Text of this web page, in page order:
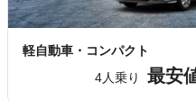
軽自動車・コンパクト
4人乗り
最安